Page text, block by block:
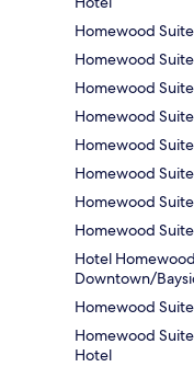
Homewood
Homewood
Homewood
Homewood
Homewood
Homewood
Homewood
Homewood
Hotel
Downtown/
Homewood
Homewood
Hotel